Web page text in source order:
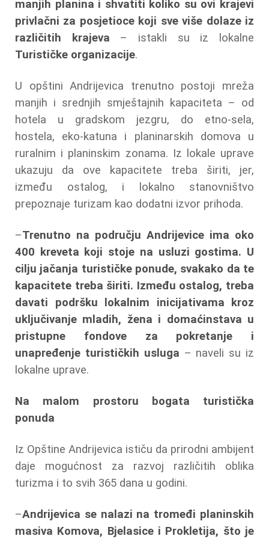
manjih planina i shvatiti koliko su ovi krajevi
privlačni za posjetioce koji sve više dolaze iz
različitih krajeva – istakli su iz lokalne
Turističke organizacije.
U opštini Andrijevica trenutno postoji mreža
manjih i srednjih smještajnih kapaciteta – od
hotela u gradskom jezgru, do etno-sela,
hostela, eko-katuna i planinarskih domova u
ruralnim i planinskim zonama. Iz lokale uprave
ukazuju da ove kapacitete treba širiti, jer,
između ostalog, i lokalno stanovništvo
prepoznaje turizam kao dodatni izvor prihoda.
–Trenutno na području Andrijevice ima oko
400 kreveta koji stoje na usluzi gostima. U
cilju jačanja turističke ponude, svakako da te
kapacitete treba širiti. Između ostalog, treba
davati podršku lokalnim inicijativama kroz
uključivanje mladih, žena i domaćinstava u
pristupne fondove za pokretanje i
unapređenje turističkih usluga – naveli su iz
lokalne uprave.
Na malom prostoru bogata turistička
ponuda
Iz Opštine Andrijevica ističu da prirodni ambijent
daje mogućnost za razvoj različitih oblika
turizma i to svih 365 dana u godini.
–Andrijevica se nalazi na tromeđi planinskih
masiva Komova, Bjelasice i Prokletija, što je